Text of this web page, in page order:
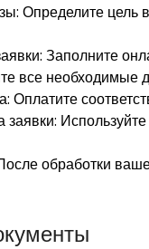
Определите цель
Заполните
все необходимые
Оплатите
заявки:
обработки